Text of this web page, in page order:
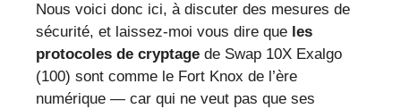
Nous voici donc ici, à discuter des mesures de
sécurité, et laissez-moi vous dire que les
protocoles de cryptage de Swap 10X Exalgo
(100) sont comme le Fort Knox de l’ère
numérique — car qui ne veut pas que ses